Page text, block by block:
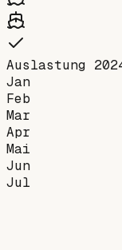
Auslastung
Jan
Feb
Mar
Apr
Mai
Jun
Jul